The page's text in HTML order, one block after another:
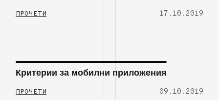
ПРОЧЕТИ 17.10.2019
Критерии за мобилни приложения
ПРОЧЕТИ 09.10.2019